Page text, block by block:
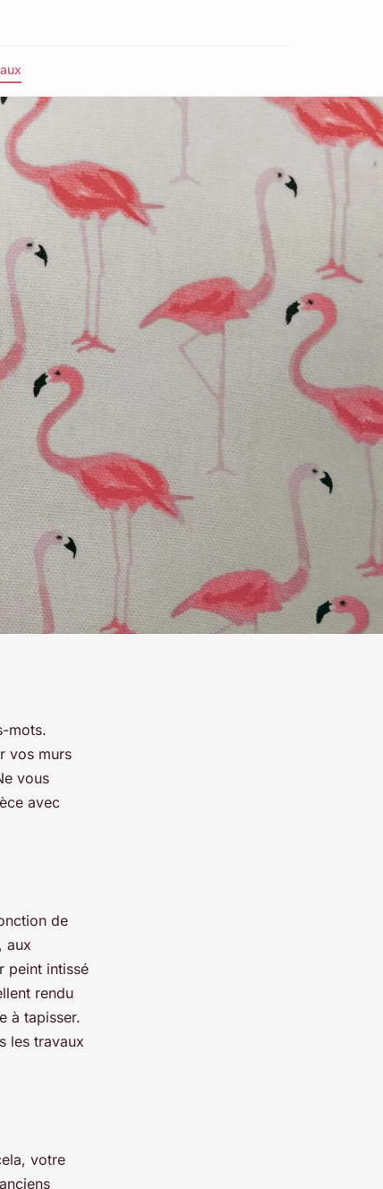
mots.
vos murs
vous
avec
de
aux
peint intissé
rendu
à tapisser.
les travaux
votre